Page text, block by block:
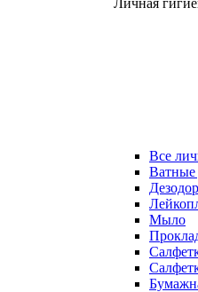
Личная
Все
Ватные
Мыло